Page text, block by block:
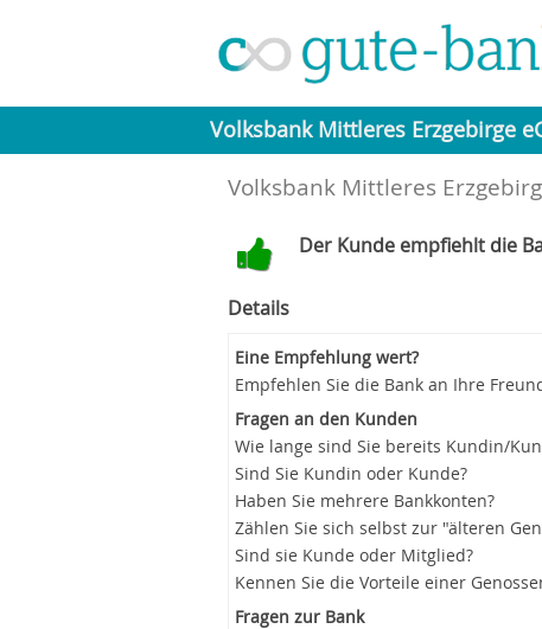
Volksbank Mittleres Erzgebirge
Volksbank Mittleres
Der Kunde empfiehlt die
Details
Eine Empfehlung wert?
Empfehlen Sie die Bank an Ihre
Fragen an den Kunden
Wie lange sind Sie bereits Kundin/
Sind Sie Kundin oder Kunde?
Haben Sie mehrere Bankkonten?
Zählen Sie sich selbst zur "älteren
Sind sie Kunde oder Mitglied?
Kennen Sie die Vorteile einer
Fragen zur Bank